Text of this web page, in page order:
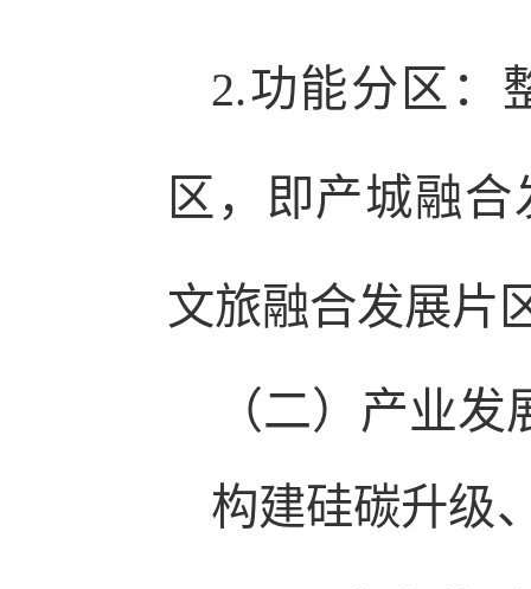
2.功能分区：
区，即产城融
文旅融合发展片
（二）产业发
构建硅碳升级